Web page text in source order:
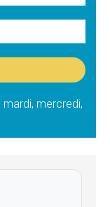
mercredi,